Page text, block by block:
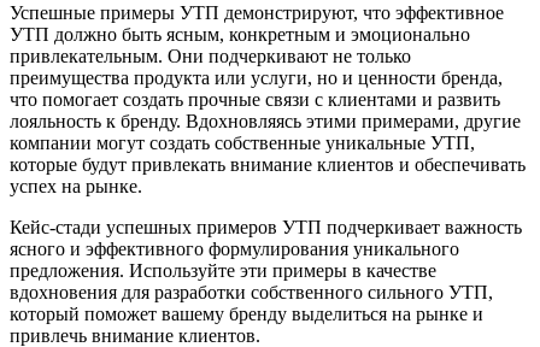
Успешные примеры УТП демонстрируют, что эффективное
УТП должно быть ясным, конкретным и эмоционально
привлекательным. Они подчеркивают не только
преимущества продукта или услуги, но и ценности бренда,
что помогает создать прочные связи с клиентами и развить
лояльность к бренду. Вдохновляясь этими примерами, другие
компании могут создать собственные уникальные УТП,
которые будут привлекать внимание клиентов и обеспечивать
успех на рынке.
Кейс-стади успешных примеров УТП подчеркивает важность
ясного и эффективного формулирования уникального
предложения. Используйте эти примеры в качестве
вдохновения для разработки собственного сильного УТП,
который поможет вашему бренду выделиться на рынке и
привлечь внимание клиентов.